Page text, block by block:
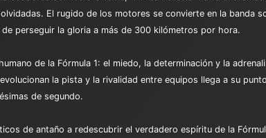
El rugido de los motores se convierte en la banda
perseguir la gloria a más de 300 kilómetros por hora.
de la Fórmula 1: el miedo, la determinación y la
la pista y la rivalidad entre equipos llega a su
de segundo.
de antaño a redescubrir el verdadero espíritu de la